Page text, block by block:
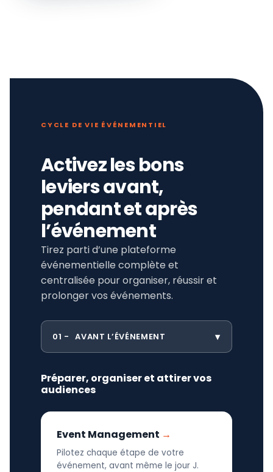
CYCLE DE VIE ÉVÉNEMENTIEL
Activez les bons
leviers avant,
pendant et après
l’événement
Tirez parti d’une plateforme
événementielle complète et
centralisée pour organiser, réussir et
prolonger vos événements.
01 AVANT L’ÉVÉNEMENT
Préparer, organiser et attirer vos
audiences
Event Management
Pilotez chaque étape de votre
événement, avant même le jour J.